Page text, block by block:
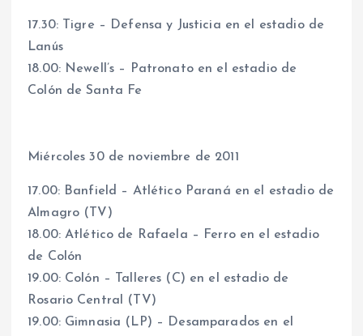
17.30: Tigre – Defensa y Justicia en el estadio de
Lanús
18.00: Newell’s – Patronato en el estadio de
Colón de Santa Fe
Miércoles 30 de noviembre de 2011
17.00: Banfield – Atlético Paraná en el estadio de
Almagro (TV)
18.00: Atlético de Rafaela – Ferro en el estadio
de Colón
19.00: Colón – Talleres (C) en el estadio de
Rosario Central (TV)
19.00: Gimnasia (LP) – Desamparados en el